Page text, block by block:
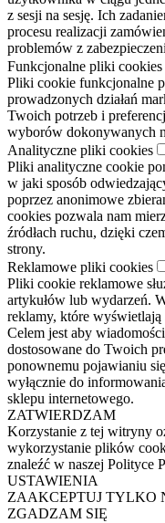
z sesji na sesję. Ich
procesu realizacji
problemów z
Funkcjonalne pliki cookies
Pliki cookie funkcjonalne
prowadzonych działań
Twoich potrzeb i
wyborów dokonywanych
Analityczne pliki cookies
Pliki analityczne cookie
w jaki sposób
poprzez anonimowe
cookies pozwala nam
źródłach ruchu, dzięki
strony.
Reklamowe pliki cookies
Pliki cookie reklamowe
artykułów lub wydarzeń.
reklamy, które
Celem jest aby
dostosowane do Twoich
ponownemu pojawianiu
wyłącznie do
sklepu internetowego.
ZATWIERDZAM
Korzystanie z tej witryny
wykorzystanie plików
znaleźć w naszej Polityce
USTAWIENIA
ZAAKCEPTUJ TYLKO
ZGADZAM SIĘ